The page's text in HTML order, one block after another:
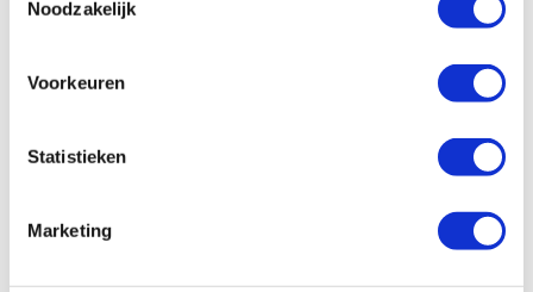
Noodzakelijk
Voorkeuren
Statistieken
Marketing
Swanson liniaal aluminium 1000 mm